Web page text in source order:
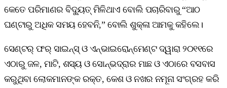
କେତେ ପରିମାଣର ବିଦ୍ୟୁତ୍‌ ମିଳିଥାଏ ବୋଲି ପଚାରିବାରୁ “ଆଠ
ଘଣ୍ଟାରୁ ଅଧିକ ସମୟ ହେବନି,” ବୋଲି ଶୁକ୍ଳା ଆମକୁ କହିଲେ।
ସେଣ୍ଟର୍‌ ଫର୍‌ ସାଇନ୍ସ୍‌ ଓ ଏନ୍‌ଭାଇରୋନ୍‌ମେଣ୍ଟ ଦ୍ୱାରା ୨୦୧୧ରେ
ଏଠାରୁ ଜଳ, ମାଟି, ଶସ୍ୟ ଓ ସୋନ୍‌ଭଦ୍ରାର ମାଛ ଓ ଏଠାରେ ବସବାସ
କରୁଥିବା ଲୋକମାନଙ୍କ ରକ୍ତ, କେଶ ଓ ନଖର ନମୂନା ସଂଗ୍ରହ କରି